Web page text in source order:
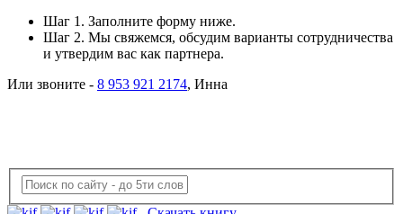
Шаг 1. Заполните форму ниже.
Шаг 2. Мы свяжемся, обсудим варианты сотрудничества
и утвердим вас как партнера.
Или звоните - 8 953 921 2174, Инна